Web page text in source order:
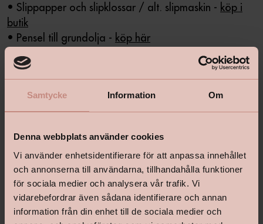
Samtycke Information Om
Denna webbplats använder cookies
Vi använder enhetsidentifierare för att anpassa innehållet
och annonserna till användarna, tillhandahålla funktioner
för sociala medier och analysera vår trafik. Vi
vidarebefordrar även sådana identifierare och annan
information från din enhet till de sociala medier och
• Slippapper och slipklossar / alt. slipmaskin - köp i
butik
• Pensel till grundolja - köp här
• Fasadpensel -
• Lång vinkelpensel -
• Färgskrapa -köp här
• Tvättborste för fasadtvätt -köp i butik
• Förlängningsskaft till pensel -köp i butik
Ungefärlig total kostnad för att måla om
fasaden: 5280 kr